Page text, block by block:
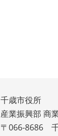
千歳市役所
産業振興部 商
〒066-8686